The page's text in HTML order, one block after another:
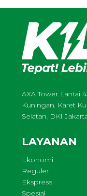
AXA Tower Lantai
Kuningan, Karet
Selatan, DKI
LAYANAN
Ekonomi
Reguler
Ekspress
Spesial